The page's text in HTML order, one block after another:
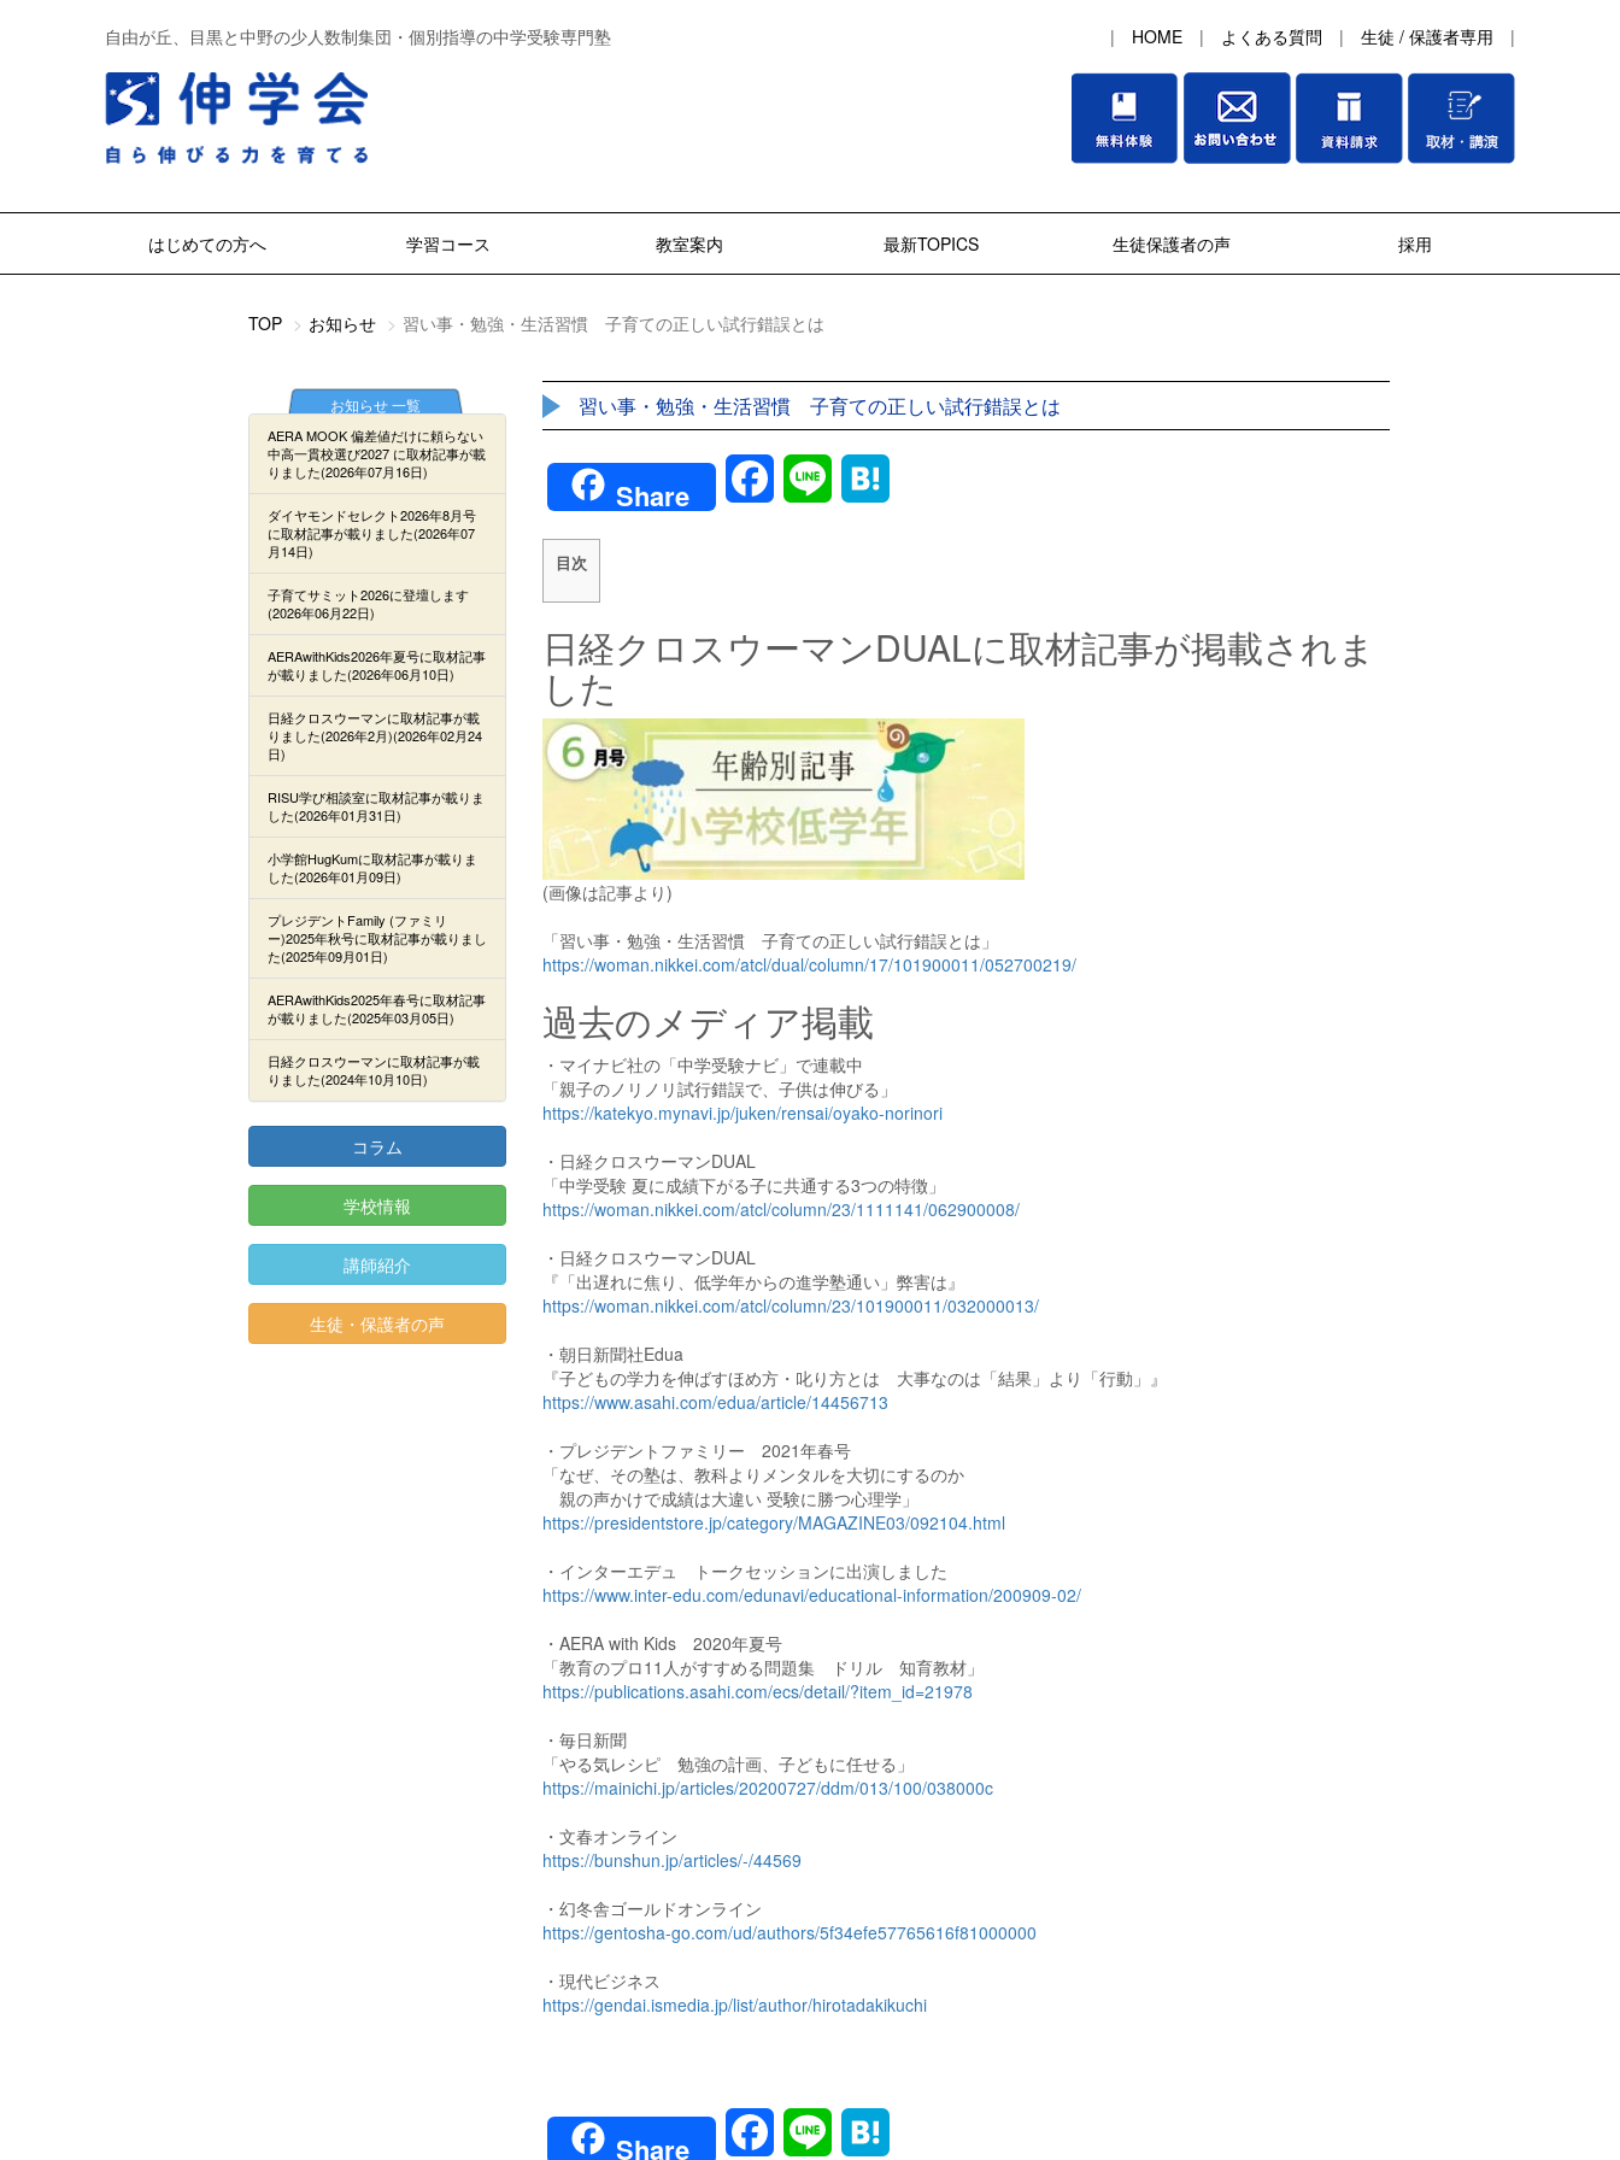
自由が丘、目黒と中野の少人数制集団・個別指導の中学受験専門塾 | HOME | よくある質問 | 生徒 / 保護者専用 |
はじめての方へ 学習コース 教室案内 最新TOPICS 生徒保護者の声 採用
TOP お知らせ 習い事・勉強・生活習慣 子育ての正しい試行錯誤とは
お知らせ 一覧
AERA MOOK 偏差値だけに頼らない
中高一貫校選び2027 に取材記事が載
りました(2026年07月16日)
ダイヤモンドセレクト2026年8月号
に取材記事が載りました(2026年07
月14日)
子育てサミット2026に登壇します
(2026年06月22日)
AERAwithKids2026年夏号に取材記事
が載りました(2026年06月10日)
日経クロスウーマンに取材記事が載
りました(2026年2月)(2026年02月24
日)
RISU学び相談室に取材記事が載りま
した(2026年01月31日)
小学館HugKumに取材記事が載りま
した(2026年01月09日)
プレジデントFamily (ファミリ
ー)2025年秋号に取材記事が載りまし
た(2025年09月01日)
AERAwithKids2025年春号に取材記事
が載りました(2025年03月05日)
日経クロスウーマンに取材記事が載
りました(2024年10月10日)
コラム
学校情報
講師紹介
生徒・保護者の声
習い事・勉強・生活習慣 子育ての正しい試行錯誤とは
Share FacebookLine
目次
日経クロスウーマンDUALに取材記事が掲載されま
した
(画像は記事より)
「習い事・勉強・生活習慣 子育ての正しい試行錯誤とは」
https://woman.nikkei.com/atcl/dual/column/17/101900011/052700219/
過去のメディア掲載
・マイナビ社の「中学受験ナビ」で連載中
「親子のノリノリ試行錯誤で、子供は伸びる」
https://katekyo.mynavi.jp/juken/rensai/oyako-norinori
・日経クロスウーマンDUAL
「中学受験 夏に成績下がる子に共通する3つの特徴」
https://woman.nikkei.com/atcl/column/23/1111141/062900008/
・日経クロスウーマンDUAL
『「出遅れに焦り、低学年からの進学塾通い」弊害は』
https://woman.nikkei.com/atcl/column/23/101900011/032000013/
・朝日新聞社Edua
『子どもの学力を伸ばすほめ方・叱り方とは 大事なのは「結果」より「行動」』
https://www.asahi.com/edua/article/14456713
・プレジデントファミリー 2021年春号
「なぜ、その塾は、教科よりメンタルを大切にするのか
親の声かけで成績は大違い 受験に勝つ心理学」
https://presidentstore.jp/category/MAGAZINE03/092104.html
・インターエデュ トークセッションに出演しました
https://www.inter-edu.com/edunavi/educational-information/200909-02/
・AERA with Kids 2020年夏号
「教育のプロ11人がすすめる問題集 ドリル 知育教材」
https://publications.asahi.com/ecs/detail/?item_id=21978
・毎日新聞
「やる気レシピ 勉強の計画、子どもに任せる」
https://mainichi.jp/articles/20200727/ddm/013/100/038000c
・文春オンライン
https://bunshun.jp/articles/-/44569
・幻冬舎ゴールドオンライン
https://gentosha-go.com/ud/authors/5f34efe57765616f81000000
・現代ビジネス
https://gendai.ismedia.jp/list/author/hirotadakikuchi
Share FacebookLine